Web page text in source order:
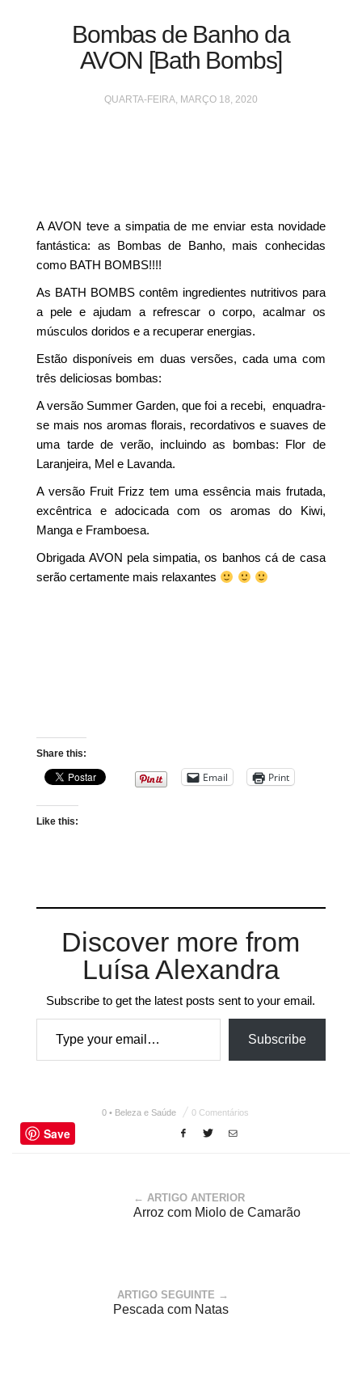
Bombas de Banho da
AVON [Bath Bombs]
QUARTA-FEIRA, MARÇO 18, 2020
A AVON teve a simpatia de me enviar esta novidade
fantástica: as Bombas de Banho, mais conhecidas
como BATH BOMBS!!!!
As BATH BOMBS contêm ingredientes nutritivos para
a pele e ajudam a refrescar o corpo, acalmar os
músculos doridos e a recuperar energias.
Estão disponíveis em duas versões, cada uma com
três deliciosas bombas:
A versão Summer Garden, que foi a recebi, enquadra-
se mais nos aromas florais, recordativos e suaves de
uma tarde de verão, incluindo as bombas: Flor de
Laranjeira, Mel e Lavanda.
A versão Fruit Frizz tem uma essência mais frutada,
excêntrica e adocicada com os aromas do Kiwi,
Manga e Framboesa.
Obrigada AVON pela simpatia, os banhos cá de casa
serão certamente mais relaxantes
Share this:
Email Print
Like this:
Discover more from
Luísa Alexandra
Subscribe to get the latest posts sent to your email.
Type your email…
Subscribe
0 • Beleza e Saúde 0 Comentários
Save
← ARTIGO ANTERIOR
Arroz com Miolo de Camarão
ARTIGO SEGUINTE →
Pescada com Natas